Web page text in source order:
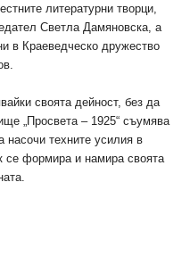
литературни творци,
Светла Дамяновска, а
в Краеведческо дружество
своята дейност, без да
„Просвета – 1925“ съумява
насочи техните усилия в
се формира и намира своята